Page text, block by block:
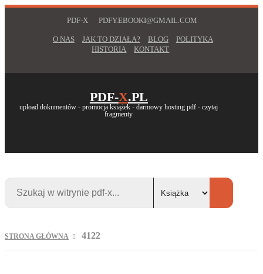
PDF-X PDFY.EBOOKI@GMAIL.COM
O NAS JAK TO DZIAŁA? BLOG
POLITYKA
HISTORIA
KONTAKT
PDF-X.PL
upload dokumentów - promocja książek - darmowy hosting pdf - czytaj
fragmenty
STRONA GŁÓWNA 4122